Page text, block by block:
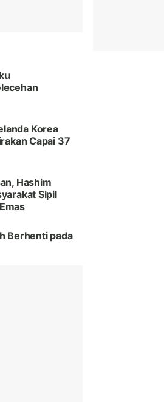
Korea
Capai 37
Hashim
Sipil
Berhenti pada